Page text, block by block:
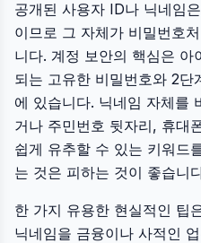
공개된 사용자 ID나 닉네임
이므로 그 자체가 비밀번호
니다. 계정 보안의 핵심은 아
되는 고유한 비밀번호와 2
에 있습니다. 닉네임 자체를
거나 주민번호 뒷자리, 휴대
쉽게 유추할 수 있는 키워드
는 것은 피하는 것이 좋습니
한 가지 유용한 현실적인 팁
닉네임을 금융이나 사적인